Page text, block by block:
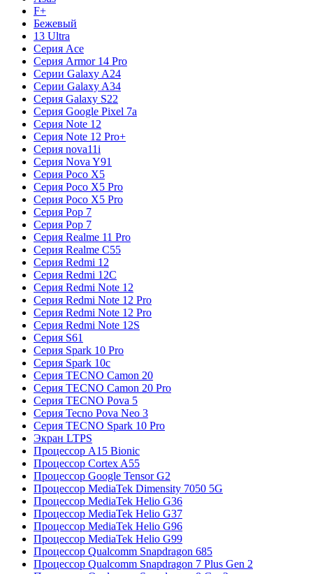
F+
Бежевый
13 Ultra
Серия Ace
Серия Armor 14 Pro
Серии Galaxy A24
Серии Galaxy A34
Серия Galaxy S22
Серия Google Pixel 7a
Серия Note 12
Серия Note 12 Pro+
Серия nova11i
Серия Nova Y91
Серия Poco X5
Серия Poco X5 Pro
Серия Poco X5 Pro
Серия Pop 7
Серия Pop 7
Серия Realme 11 Pro
Серия Realme C55
Серия Redmi 12
Серия Redmi 12C
Серия Redmi Note 12
Серия Redmi Note 12 Pro
Серия Redmi Note 12 Pro
Серия Redmi Note 12S
Серия S61
Серия Spark 10 Pro
Серия Spark 10c
Серия TECNO Camon 20
Серия TECNO Camon 20 Pro
Серия TECNO Pova 5
Серия Tecno Pova Neo 3
Серия TECNO Spark 10 Pro
Экран LTPS
Процессор A15 Bionic
Процессор Cortex A55
Процессор Google Tensor G2
Процессор MediaTek Dimensity 7050 5G
Процессор MediaTek Helio G36
Процессор MediaTek Helio G37
Процессор MediaTek Helio G96
Процессор MediaTek Helio G99
Процессор Qualcomm Snapdragon 685
Процессор Qualcomm Snapdragon 7 Plus Gen 2